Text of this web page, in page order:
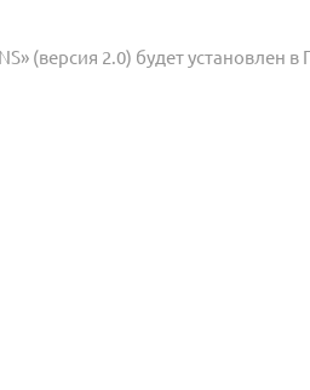
(версия 2.0) будет